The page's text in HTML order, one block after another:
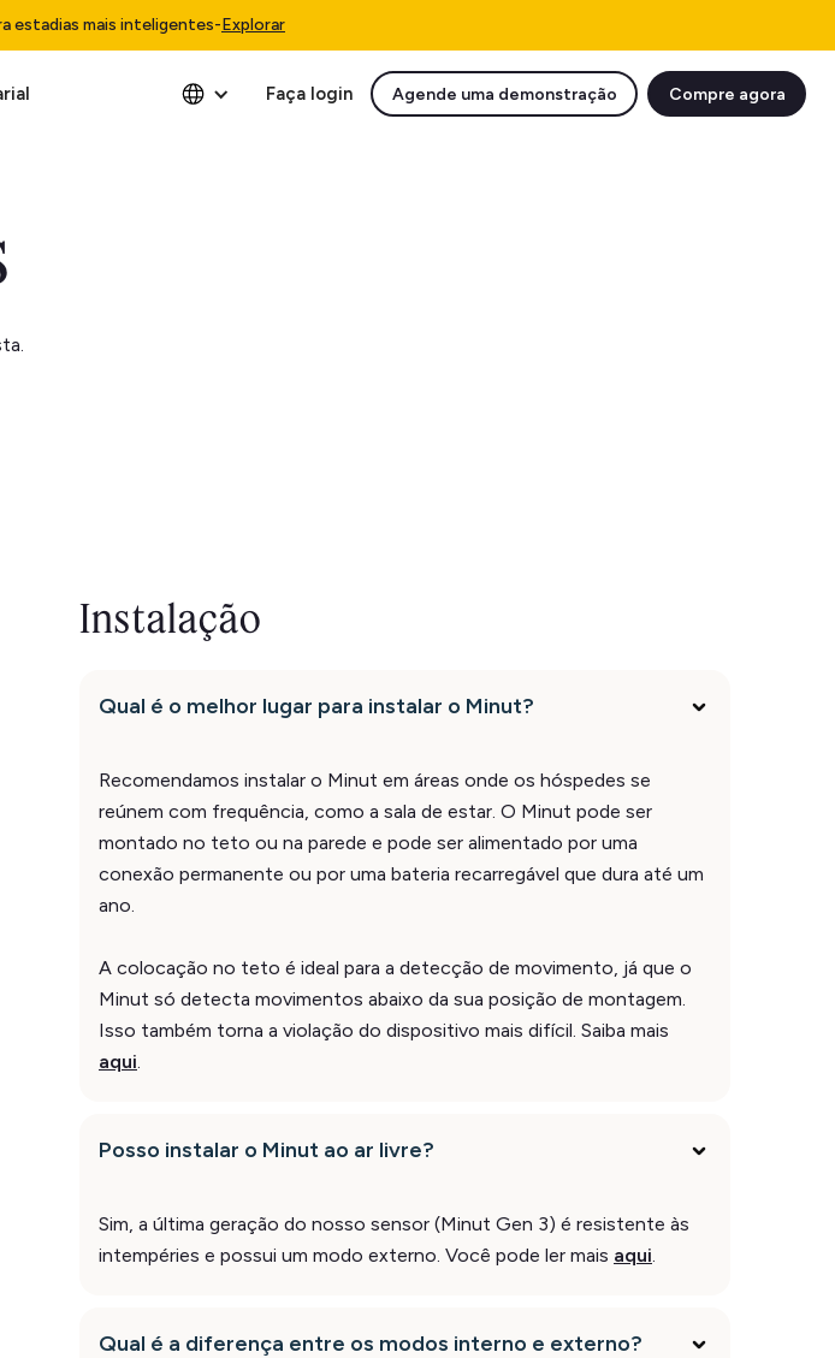
estadias mais inteligentes-Explorar
Faça login Agende uma demonstração Compre agora
Instalação
Qual é o melhor lugar para instalar o Minut?
Recomendamos instalar o Minut em áreas onde os hóspedes se
reúnem com frequência, como a sala de estar. O Minut pode ser
montado no teto ou na parede e pode ser alimentado por uma
conexão permanente ou por uma bateria recarregável que dura até um
ano.
A colocação no teto é ideal para a detecção de movimento, já que o
Minut só detecta movimentos abaixo da sua posição de montagem.
Isso também torna a violação do dispositivo mais difícil. Saiba mais
aqui.
Posso instalar o Minut ao ar livre?
Sim, a última geração do nosso sensor (Minut Gen 3) é resistente às
intempéries e possui um modo externo. Você pode ler mais aqui.
Qual é a diferença entre os modos interno e externo?